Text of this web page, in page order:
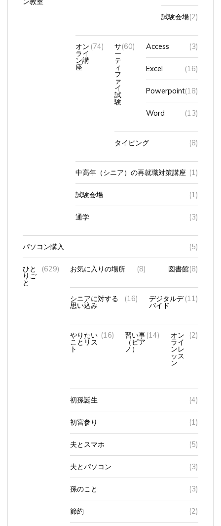
試験会場(2)
オン
ライ
ン講
座
(74) サ
ー
テ
ィ
フ
ァ
イ
試
験
(60) Access (3)
Excel (16)
Powerpoint(18)
Word (13)
タイピング (8)
中高年（シニア）の再就職対策講座 (1)
試験会場 (1)
通学 (3)
パソコン購入 (5)
ひと
りご
と
(629) お気に入りの場所 (8) 図書館(8)
シニアに対する
思い込み
(16) デジタルデ
バイド
(11)
やりたい
ことリス
ト
(16) 習い事
（ピア
ノ）
(14) オン
ライ
ンレ
ッス
ン
(2)
初孫誕生 (4)
初宮参り (1)
夫とスマホ (5)
夫とパソコン (3)
孫のこと (3)
節約 (2)